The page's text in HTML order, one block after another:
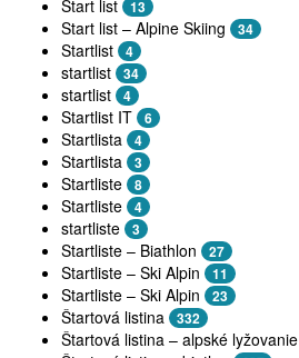
Start list 13
Start list – Alpine Skiing 34
Startlist 4
startlist 34
startlist 4
Startlist IT 6
Startlista 4
Startlista 3
Startliste 8
Startliste 4
startliste 3
Startliste – Biathlon 27
Startliste – Ski Alpin 11
Startliste – Ski Alpin 23
Štartová listina 332
Štartová listina – alpské lyžovanie